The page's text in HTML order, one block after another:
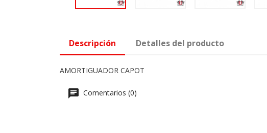
Descripción Detalles del producto
AMORTIGUADOR CAPOT
Comentarios (0)